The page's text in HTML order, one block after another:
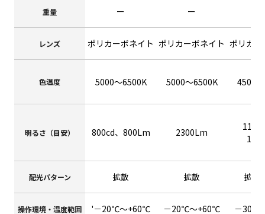
重量
レンズ
色温度
明るさ（目安）
配光パターン
操作環境・温度範囲
ー
ポリカーボネイト
5000～6500K
800cd、800Lm
拡散
'－20℃～+60℃
ー
ポリカーボネイト
5000～6500K
2300Lm
拡散
－20℃～+60℃
ポリカ
4500
拡散
－30℃